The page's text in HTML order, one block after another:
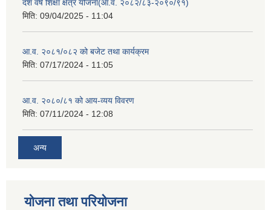
दश वर्षे शिक्षा क्षेत्र योजना(आ.व. २०८२/८३-२०९०/९१)
मिति: 09/04/2025 - 11:04
आ.व. २०८१/०८२ को बजेट तथा कार्यक्रम
मिति: 07/17/2024 - 11:05
आ.व. २०८०/८१ को आय-व्यय विवरण
मिति: 07/11/2024 - 12:08
अन्य
योजना तथा परियोजना